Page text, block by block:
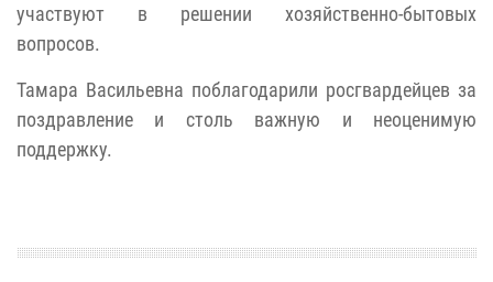
участвуют в решении хозяйственно-бытовых
вопросов.
Тамара Васильевна поблагодарили росгвардейцев за
поздравление и столь важную и неоценимую
поддержку.